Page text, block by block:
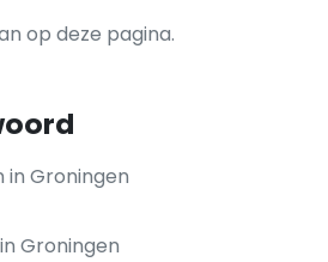
op deze pagina.
Groningen
Groningen